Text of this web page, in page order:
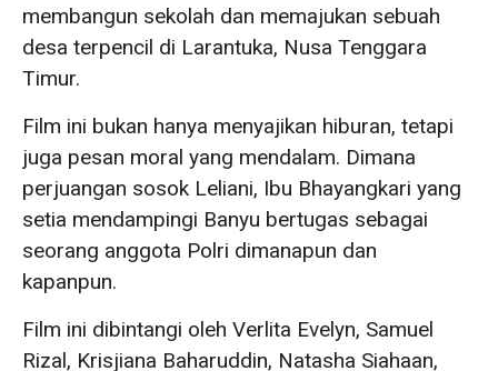
membangun sekolah dan memajukan sebuah
desa terpencil di Larantuka, Nusa Tenggara
Timur.
Film ini bukan hanya menyajikan hiburan, tetapi
juga pesan moral yang mendalam. Dimana
perjuangan sosok Leliani, Ibu Bhayangkari yang
setia mendampingi Banyu bertugas sebagai
seorang anggota Polri dimanapun dan
kapanpun.
Film ini dibintangi oleh Verlita Evelyn, Samuel
Rizal, Krisjiana Baharuddin, Natasha Siahaan,